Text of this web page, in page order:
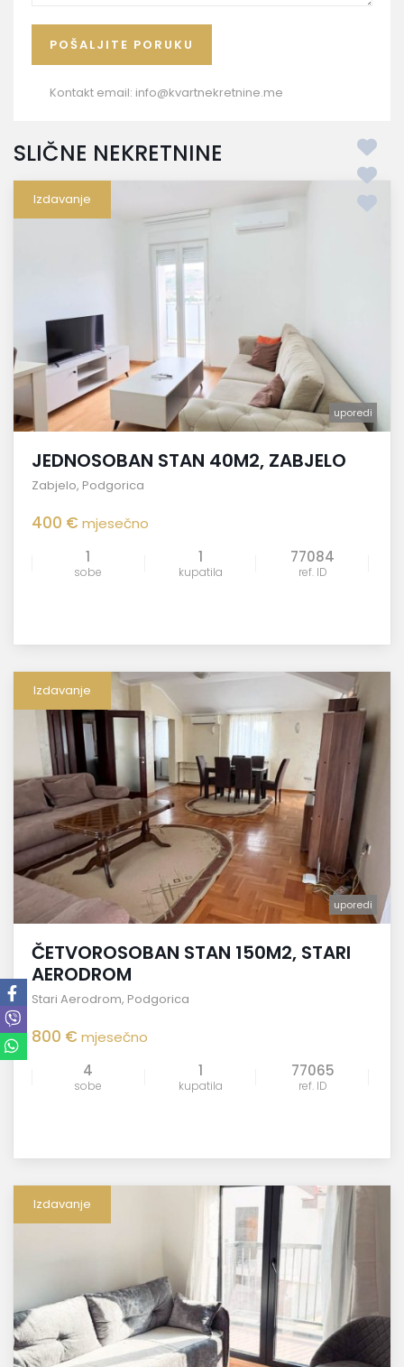
Kontakt email: info@kvartnekretnine.me
SLIČNE NEKRETNINE
Izdavanje
uporedi
JEDNOSOBAN STAN 40M2, ZABJELO
Zabjelo, Podgorica
400 €mjesečno
1
sobe
1
kupatila
77084
ref. ID
Izdavanje
uporedi
ČETVOROSOBAN STAN 150M2, STARI
AERODROM
Stari Aerodrom, Podgorica
800 €mjesečno
4
sobe
1
kupatila
77065
ref. ID
Izdavanje